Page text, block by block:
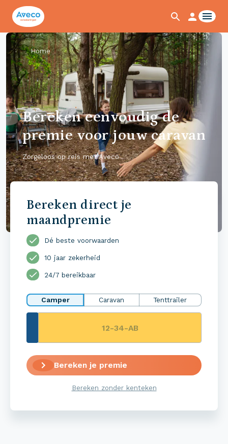
Home
Bereken eenvoudig de
premie voor jouw caravan
Zorgeloos op reis met Aveco
Bereken direct je
maandpremie
Dé beste voorwaarden
10 jaar zekerheid
24/7 bereikbaar
Camper Caravan Tenttrailer
Bereken je premie
Bereken zonder kenteken